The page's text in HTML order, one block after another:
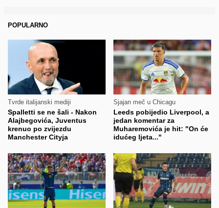
POPULARNO
Tvrde italijanski mediji
Spalletti se ne šali - Nakon
Alajbegovića, Juventus
krenuo po zvijezdu
Manchester Cityja
Sjajan meč u Chicagu
Leeds pobijedio Liverpool, a
jedan komentar za
Muharemovića je hit: "On će
idućeg ljeta..."